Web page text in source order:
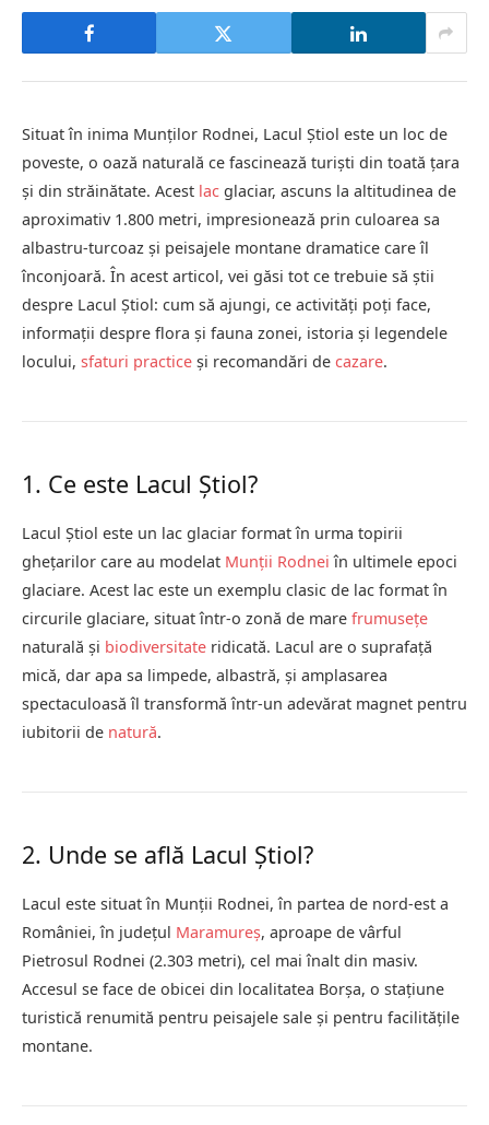
Situat în inima Munților Rodnei, Lacul Știol este un loc de
poveste, o oază naturală ce fascinează turiști din toată țara
și din străinătate. Acest lac glaciar, ascuns la altitudinea de
aproximativ 1.800 metri, impresionează prin culoarea sa
albastru-turcoaz și peisajele montane dramatice care îl
înconjoară. În acest articol, vei găsi tot ce trebuie să știi
despre Lacul Știol: cum să ajungi, ce activități poți face,
informații despre flora și fauna zonei, istoria și legendele
locului, sfaturi practice și recomandări de cazare.
1. Ce este Lacul Știol?
Lacul Știol este un lac glaciar format în urma topirii
ghețarilor care au modelat Munții Rodnei în ultimele epoci
glaciare. Acest lac este un exemplu clasic de lac format în
circurile glaciare, situat într-o zonă de mare frumusețe
naturală și biodiversitate ridicată. Lacul are o suprafață
mică, dar apa sa limpede, albastră, și amplasarea
spectaculoasă îl transformă într-un adevărat magnet pentru
iubitorii de natură.
2. Unde se află Lacul Știol?
Lacul este situat în Munții Rodnei, în partea de nord-est a
României, în județul Maramureș, aproape de vârful
Pietrosul Rodnei (2.303 metri), cel mai înalt din masiv.
Accesul se face de obicei din localitatea Borșa, o stațiune
turistică renumită pentru peisajele sale și pentru facilitățile
montane.